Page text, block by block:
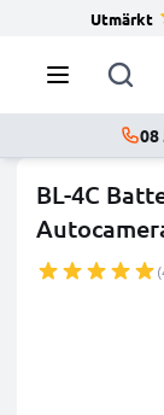
Utmärkt
08
BL-4C